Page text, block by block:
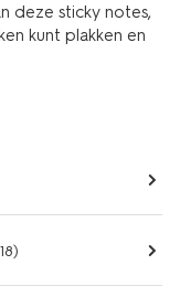
deze sticky notes,
kunt plakken en